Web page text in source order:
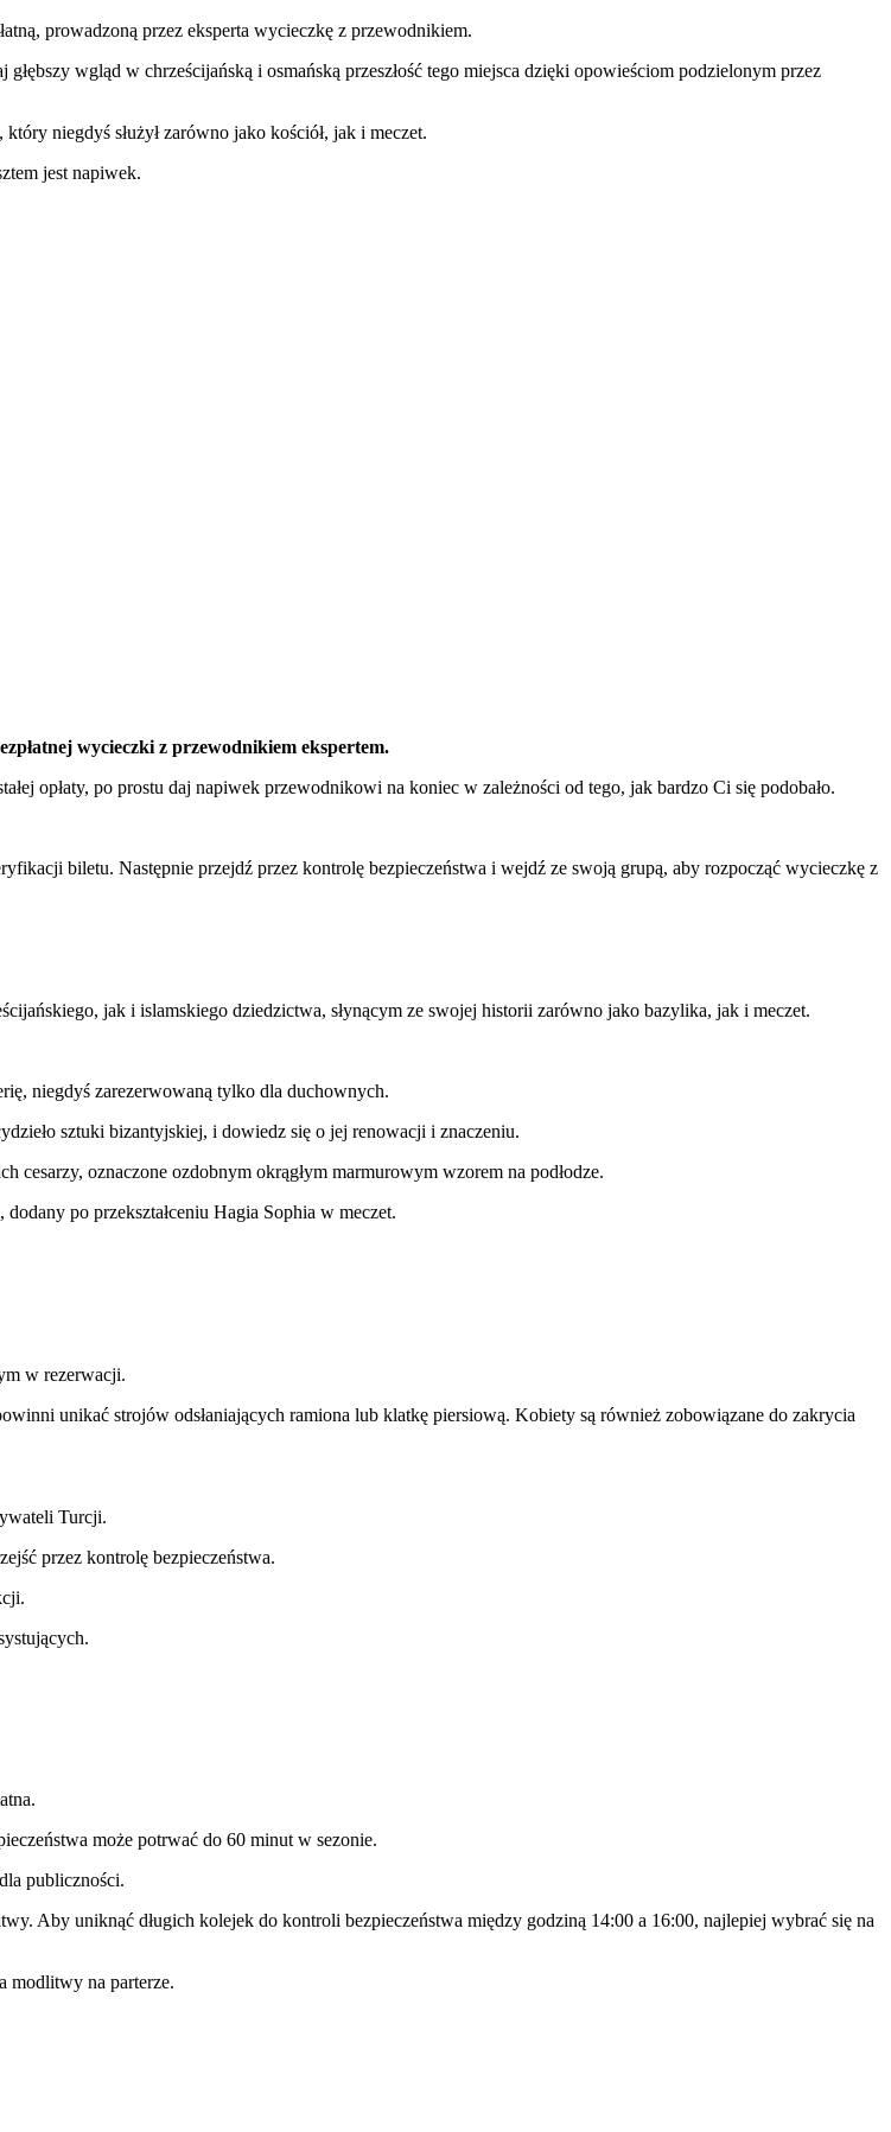
prowadzoną przez eksperta wycieczkę z przewodnikiem.
wgląd w chrześcijańską i osmańską przeszłość tego miejsca dzięki opowieściom podzielonym przez
niegdyś służył zarówno jako kościół, jak i meczet.
jest napiwek.
wycieczki z przewodnikiem ekspertem.
opłaty, po prostu daj napiwek przewodnikowi na koniec w zależności od tego, jak bardzo Ci się podobało.
biletu. Następnie przejdź przez kontrolę bezpieczeństwa i wejdź ze swoją grupą, aby rozpocząć wycieczkę z
jak i islamskiego dziedzictwa, słynącym ze swojej historii zarówno jako bazylika, jak i meczet.
niegdyś zarezerwowaną tylko dla duchownych.
sztuki bizantyjskiej, i dowiedz się o jej renowacji i znaczeniu.
oznaczone ozdobnym okrągłym marmurowym wzorem na podłodze.
po przekształceniu Hagia Sophia w meczet.
w rezerwacji.
unikać strojów odsłaniających ramiona lub klatkę piersiową. Kobiety są również zobowiązane do zakrycia
Turcji.
przez kontrolę bezpieczeństwa.
może potrwać do 60 minut w sezonie.
publiczności.
Aby uniknąć długich kolejek do kontroli bezpieczeństwa między godziną 14:00 a 16:00, najlepiej wybrać się na
modlitwy na parterze.